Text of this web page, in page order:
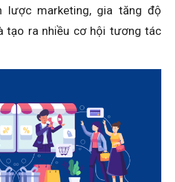
lược marketing, gia tăng độ
tạo ra nhiều cơ hội tương tác